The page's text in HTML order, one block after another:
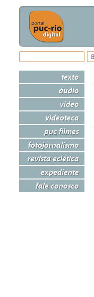
texto
áudio
vídeo
videoteca
puc filmes
fotojornalismo
revista eclética
expediente
fale conosco